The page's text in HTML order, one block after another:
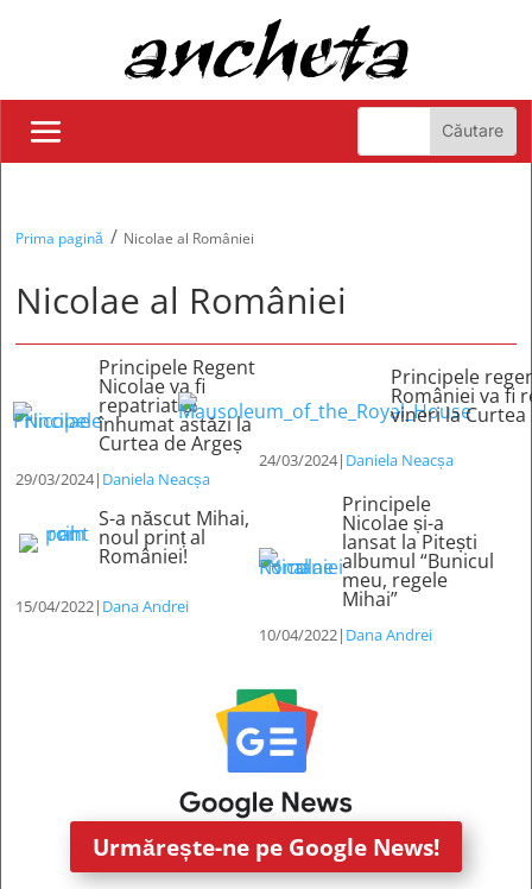
Prima pagină / Nicolae al României
Nicolae al României
Principele Regent
Nicolae va fi
repatriat și
înhumat astăzi la
Curtea de Argeș
29/03/2024| Daniela Neacșa
Principele
României va fi
vineri la Curtea
24/03/2024| Daniela Neacșa
S-a născut Mihai,
noul prinț al
României!
15/04/2022| Dana Andrei
Principele
Nicolae și-a
lansat la Pitești
albumul “Bunicul
meu, regele
Mihai”
10/04/2022| Dana Andrei
Urmărește-ne pe Google News!